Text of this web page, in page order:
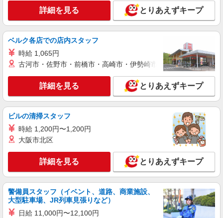
キープ 詳細を見る
アルバイト パート 派遣社員 紹介予定派遣
日研トータルソーシング株式会社 メディカルケア事業部/京都オフィ
未経験・無資格OKの介護スタッフ
時給1,450円〜1,650円 ★週払いOK（規定あ
り） ※給与幅は経験・能力による
滋賀県大津市 【最寄駅】JR湖西線「小野」駅
★勤務地は3000ヶ所以上★ 自宅から通いやすいエ
詳細を見る
アルバイト パート
日研トータルソーシング株式会社 メディカルケア事業部/京都オフィ
未経験・無資格OKの介護スタッフ
時給1,450円〜1,650円 ★週払いOK（規定あ
り） ※給与幅は経験・能力による
滋賀県大津市 【最寄駅】JR湖西線「北小松」
詳細を見る とりあえずキープ
ベルク各店での店内スタッフ
時給 1,065円
古河市・佐野市・前橋市・高崎市・伊勢崎市・太田市・館林市
詳細を見る とりあえずキープ
ビルの清掃スタッフ
時給 1,200円〜1,200円
大阪市北区
詳細を見る とりあえずキープ
警備員スタッフ（イベント、道路、商業施設、
大型駐車場、JR列車見張りなど）
日給 11,000円〜12,100円